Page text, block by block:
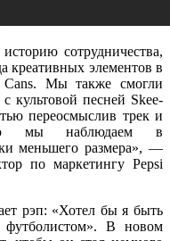
сотрудничества,
креативных элементов в
Мы также смогли
культовой песней Skee-
переосмыслив трек и
мы наблюдаем в
меньшего размера», —
по маркетингу Pepsi
рэп: «Хотел бы я быть
В новом